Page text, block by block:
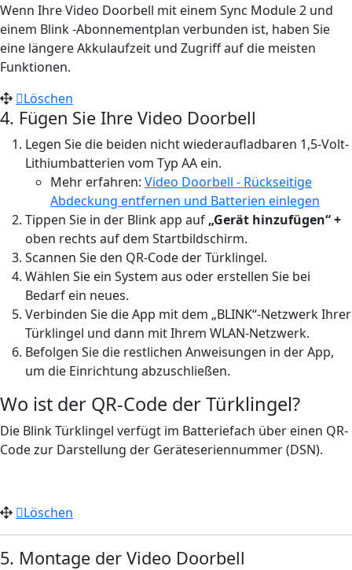
Wenn Ihre Video Doorbell mit einem Sync Module 2 und
einem Blink -Abonnementplan verbunden ist, haben Sie
eine längere Akkulaufzeit und Zugriff auf die meisten
Funktionen.
Löschen
4. Fügen Sie Ihre Video Doorbell
Legen Sie die beiden nicht wiederaufladbaren 1,5-Volt-
Lithiumbatterien vom Typ AA ein.
Mehr erfahren: Video Doorbell - Rückseitige
Abdeckung entfernen und Batterien einlegen
Tippen Sie in der Blink app auf „Gerät hinzufügen“ +
oben rechts auf dem Startbildschirm.
Scannen Sie den QR-Code der Türklingel.
Wählen Sie ein System aus oder erstellen Sie bei
Bedarf ein neues.
Verbinden Sie die App mit dem „BLINK“-Netzwerk Ihrer
Türklingel und dann mit Ihrem WLAN-Netzwerk.
Befolgen Sie die restlichen Anweisungen in der App,
um die Einrichtung abzuschließen.
Wo ist der QR-Code der Türklingel?
Die Blink Türklingel verfügt im Batteriefach über einen QR-
Code zur Darstellung der Geräteseriennummer (DSN).
Löschen
5. Montage der Video Doorbell